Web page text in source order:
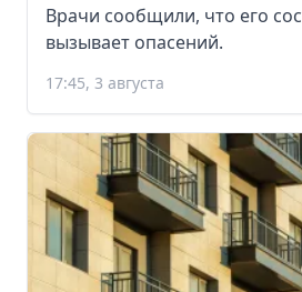
Врачи сообщили, что его
вызывает опасений.
17:45, 3 августа